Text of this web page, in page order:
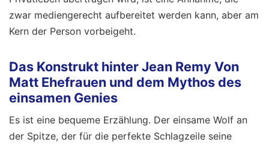
zwar mediengerecht aufbereitet werden kann, aber am
Kern der Person vorbeigeht.
Das Konstrukt hinter Jean Remy Von
Matt Ehefrauen und dem Mythos des
einsamen Genies
Es ist eine bequeme Erzählung. Der einsame Wolf an
der Spitze, der für die perfekte Schlagzeile seine